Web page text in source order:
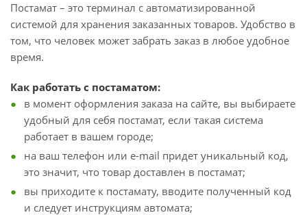
Постамат – это терминал с автоматизированной
системой для хранения заказанных товаров. Удобство в
том, что человек может забрать заказ в любое удобное
время.
Как работать с постаматом:
в момент оформления заказа на сайте, вы выбираете
удобный для себя постамат, если такая система
работает в вашем городе;
на ваш телефон или e-mail придет уникальный код,
это значит, что товар доставлен в постамат;
вы приходите к постамату, вводите полученный код
и следует инструкциям автомата;